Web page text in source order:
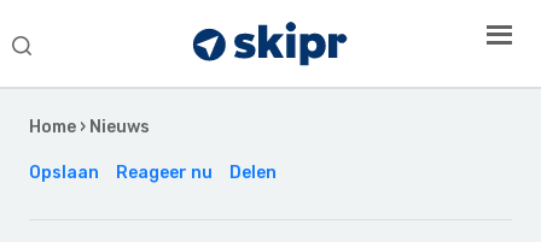
Search
Home › Nieuws
Opslaan Reageer nu Delen
Sidebar